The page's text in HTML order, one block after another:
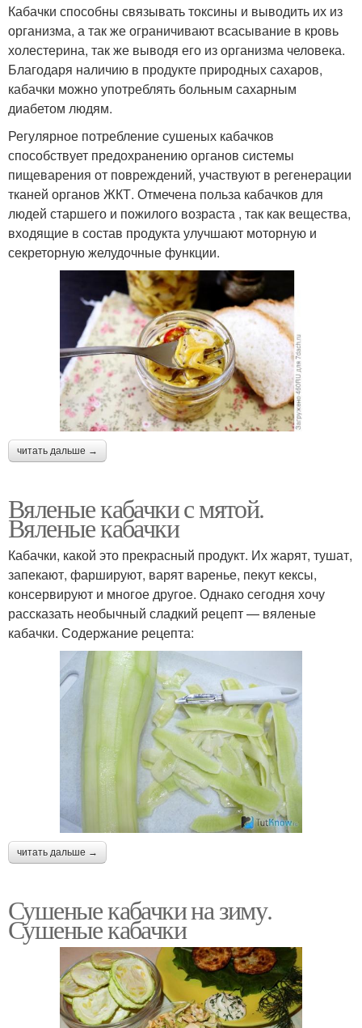
Кабачки способны связывать токсины и выводить их из
организма, а так же ограничивают всасывание в кровь
холестерина, так же выводя его из организма человека.
Благодаря наличию в продукте природных сахаров,
кабачки можно употреблять больным сахарным
диабетом людям.
Регулярное потребление сушеных кабачков
способствует предохранению органов системы
пищеварения от повреждений, участвуют в регенерации
тканей органов ЖКТ. Отмечена польза кабачков для
людей старшего и пожилого возраста , так как вещества,
входящие в состав продукта улучшают моторную и
секреторную желудочные функции.
читать дальше →
Вяленые кабачки с мятой.
Вяленые кабачки
Кабачки, какой это прекрасный продукт. Их жарят, тушат,
запекают, фаршируют, варят варенье, пекут кексы,
консервируют и многое другое. Однако сегодня хочу
рассказать необычный сладкий рецепт — вяленые
кабачки. Содержание рецепта:
читать дальше →
Сушеные кабачки на зиму.
Сушеные кабачки